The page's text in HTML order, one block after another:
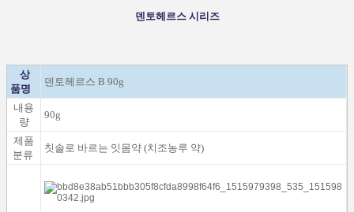
덴토헤르스 시리즈
상
품명
덴토헤르스 B 90g
내용
량
90g
제품
분류
칫솔로 바르는 잇몸약 (치조농루 약)